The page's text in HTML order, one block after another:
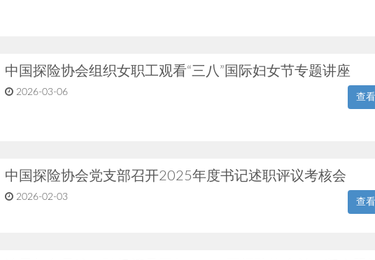
中国探险协会组织女职工观看“三八”国际妇女节专题讲座
2026-03-06 查
中国探险协会党支部召开2025年度书记述职评议考核会
2026-02-03 查